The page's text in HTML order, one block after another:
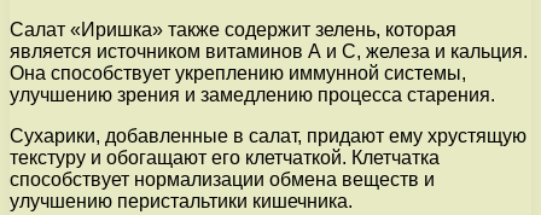
Салат «Иришка» также содержит зелень, которая
является источником витаминов А и С, железа и кальция.
Она способствует укреплению иммунной системы,
улучшению зрения и замедлению процесса старения.
Сухарики, добавленные в салат, придают ему хрустящую
текстуру и обогащают его клетчаткой. Клетчатка
способствует нормализации обмена веществ и
улучшению перистальтики кишечника.